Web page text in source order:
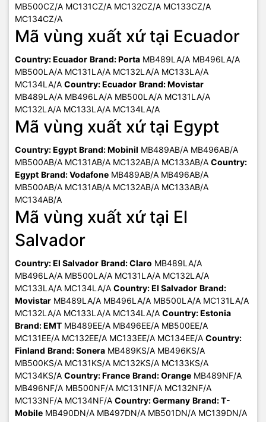
MB500CZ/A MC131CZ/A MC132CZ/A MC133CZ/A
MC134CZ/A
Mã vùng xuất xứ tại Ecuador
Country: Ecuador Brand: Porta MB489LA/A MB496LA/A
MB500LA/A MC131LA/A MC132LA/A MC133LA/A
MC134LA/A Country: Ecuador Brand: Movistar
MB489LA/A MB496LA/A MB500LA/A MC131LA/A
MC132LA/A MC133LA/A MC134LA/A
Mã vùng xuất xứ tại Egypt
Country: Egypt Brand: Mobinil MB489AB/A MB496AB/A
MB500AB/A MC131AB/A MC132AB/A MC133AB/A Country:
Egypt Brand: Vodafone MB489AB/A MB496AB/A
MB500AB/A MC131AB/A MC132AB/A MC133AB/A
MC134AB/A
Mã vùng xuất xứ tại El
Salvador
Country: El Salvador Brand: Claro MB489LA/A
MB496LA/A MB500LA/A MC131LA/A MC132LA/A
MC133LA/A MC134LA/A Country: El Salvador Brand:
Movistar MB489LA/A MB496LA/A MB500LA/A MC131LA/A
MC132LA/A MC133LA/A MC134LA/A Country: Estonia
Brand: EMT MB489EE/A MB496EE/A MB500EE/A
MC131EE/A MC132EE/A MC133EE/A MC134EE/A Country:
Finland Brand: Sonera MB489KS/A MB496KS/A
MB500KS/A MC131KS/A MC132KS/A MC133KS/A
MC134KS/A Country: France Brand: Orange MB489NF/A
MB496NF/A MB500NF/A MC131NF/A MC132NF/A
MC133NF/A MC134NF/A Country: Germany Brand: T-
Mobile MB490DN/A MB497DN/A MB501DN/A MC139DN/A